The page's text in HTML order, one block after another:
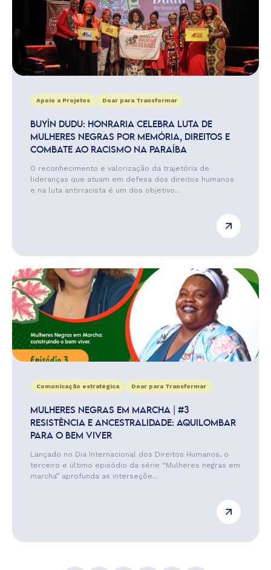
Apoio a Projetos Doar para Transformar
BUYÌN DUDU: HONRARIA CELEBRA LUTA DE
MULHERES NEGRAS POR MEMÓRIA, DIREITOS E
COMBATE AO RACISMO NA PARAÍBA
O reconhecimento e valorização da trajetória de
lideranças que atuam em defesa dos direitos humanos
e na luta antirracista é um dos objetivo...
Comunicação estratégica Doar para Transformar
MULHERES NEGRAS EM MARCHA | #3
RESISTÊNCIA E ANCESTRALIDADE: AQUILOMBAR
PARA O BEM VIVER
Lançado no Dia Internacional dos Direitos Humanos, o
terceiro e último episódio da série “Mulheres negras em
marcha” aprofunda as interseçõe...